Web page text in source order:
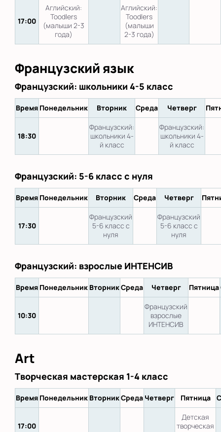
17:00
Аглийский:
Toodlers
(малыши 2-3
года)
Аглийский:
Toodlers
(малыши
2-3 года)
Французский язык
Французский: школьники 4-5 класс
Время Понедельник Вторник Среда Четверг
18:30
Французский:
школьники 4-
й класс
Французский:
школьники 4-
й класс
Французский: 5-6 класс с нуля
Время Понедельник Вторник Среда Четверг
17:30
Французский
5-6 класс с
нуля
Французский
5-6 класс с
нуля
Французский: взрослые ИНТЕНСИВ
Время Понедельник ВторникСреда Четверг Пятница
10:30
Французский
взрослые
ИНТЕНСИВ
Art
Творческая мастерская 1-4 класс
Время Понедельник ВторникСреда Четверг Пятница
17:00
Детская
творческая